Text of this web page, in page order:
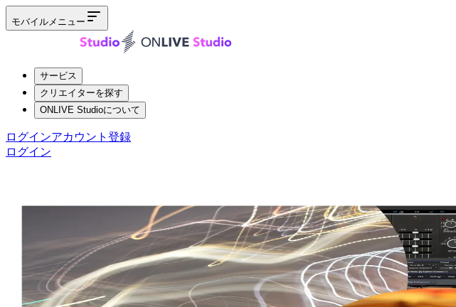
モバイルメニュー
サービス
クリエイターを探す
ONLIVE Studioについて
ログインアカウント登録
ログイン